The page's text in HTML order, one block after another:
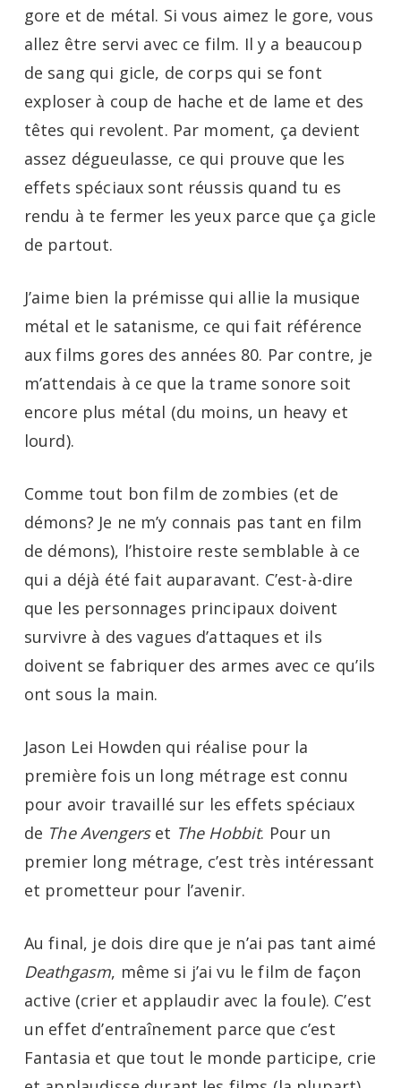
gore et de métal. Si vous aimez le gore, vous
allez être servi avec ce film. Il y a beaucoup
de sang qui gicle, de corps qui se font
exploser à coup de hache et de lame et des
têtes qui revolent. Par moment, ça devient
assez dégueulasse, ce qui prouve que les
effets spéciaux sont réussis quand tu es
rendu à te fermer les yeux parce que ça gicle
de partout.
J’aime bien la prémisse qui allie la musique
métal et le satanisme, ce qui fait référence
aux films gores des années 80. Par contre, je
m’attendais à ce que la trame sonore soit
encore plus métal (du moins, un heavy et
lourd).
Comme tout bon film de zombies (et de
démons? Je ne m’y connais pas tant en film
de démons), l’histoire reste semblable à ce
qui a déjà été fait auparavant. C’est-à-dire
que les personnages principaux doivent
survivre à des vagues d’attaques et ils
doivent se fabriquer des armes avec ce qu’ils
ont sous la main.
Jason Lei Howden qui réalise pour la
première fois un long métrage est connu
pour avoir travaillé sur les effets spéciaux
de The Avengerset The Hobbit. Pour un
premier long métrage, c’est très intéressant
et prometteur pour l’avenir.
Au final, je dois dire que je n’ai pas tant aimé
Deathgasm, même si j’ai vu le film de façon
active (crier et applaudir avec la foule). C’est
un effet d’entraînement parce que c’est
Fantasia et que tout le monde participe, crie